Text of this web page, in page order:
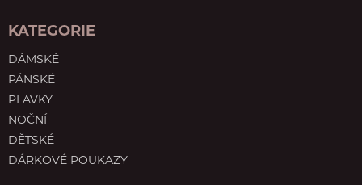
KATEGORIE
DÁMSKÉ
PÁNSKÉ
PLAVKY
NOČNÍ
DĚTSKÉ
DÁRKOVÉ POUKAZY